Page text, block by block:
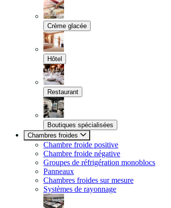
Crème glacée
Hôtel
Restaurant
Boutiques spécialisées
Chambres froides
Chambre froide positive
Chambre froide négative
Groupes de réfrigération monoblocs
Panneaux
Chambres froides sur mesure
Systèmes de rayonnage